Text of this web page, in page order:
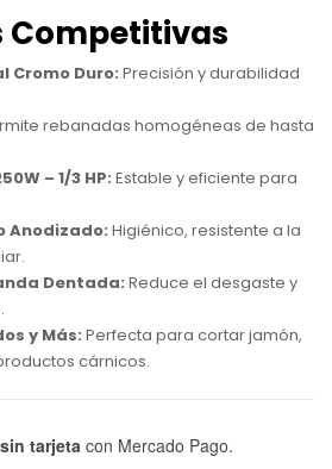
Competitivas
Cromo Duro: Precisión y durabilidad
rebanadas homogéneas de hasta
– 1/3 HP: Estable y eficiente para
Anodizado: Higiénico, resistente a la
Dentada: Reduce el desgaste y
y Más: Perfecta para cortar jamón,
cárnicos.
tarjeta con Mercado Pago.